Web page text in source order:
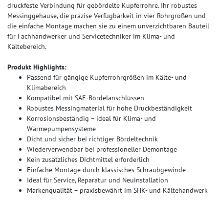
druckfeste Verbindung für gebördelte Kupferrohre. Ihr robustes
Messinggehäuse, die präzise Verfügbarkeit in vier Rohrgrößen und
die einfache Montage machen sie zu einem unverzichtbaren Bauteil
für Fachhandwerker und Servicetechniker im Klima‑ und
Kältebereich.
Produkt Highlights:
Passend für gängige Kupferrohrgrößen im Kälte- und
Klimabereich
Kompatibel mit SAE-Bördelanschlüssen
Robustes Messingmaterial für hohe Druckbeständigkeit
Korrosionsbeständig – ideal für Klima- und
Wärmepumpensysteme
Dicht und sicher bei richtiger Bördeltechnik
Wiederverwendbar bei professioneller Demontage
Kein zusätzliches Dichtmittel erforderlich
Einfache Montage durch klassisches Schraubgewinde
Ideal für Service, Reparatur und Neuinstallation
Markenqualität – praxisbewährt im SHK- und Kältehandwerk